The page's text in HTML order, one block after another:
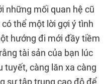
những mối quan hệ cũ
thể một lời gợi ý tình
hướng đi mới đầy tiềm
tài sản của bạn lúc
tuyết, càng lăn xa càng
sự tập trung cao độ để